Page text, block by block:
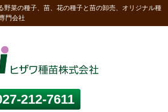
野菜の種子、苗、花の種子と苗の卸売、オリジナル種
門会社
212-7611